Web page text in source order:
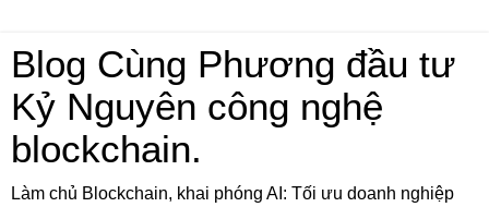
Blog Cùng Phương đầu tư
Kỷ Nguyên công nghệ
blockchain.
Làm chủ Blockchain, khai phóng AI: Tối ưu doanh nghiệp